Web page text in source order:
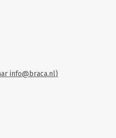
info@braca.nl)